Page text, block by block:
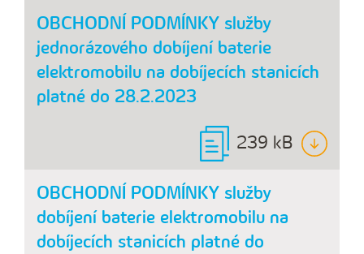
OBCHODNÍ PODMÍNKY služby
jednorázového dobíjení baterie
elektromobilu na dobíjecích stanicích
platné do 28.2.2023
239 kB
OBCHODNÍ PODMÍNKY služby
dobíjení baterie elektromobilu na
dobíjecích stanicích platné do